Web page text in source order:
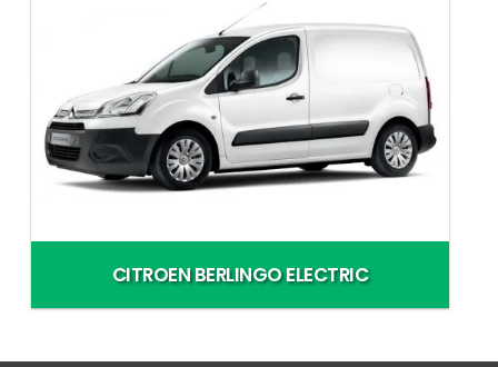
CITROEN BERLINGO ELECTRIC